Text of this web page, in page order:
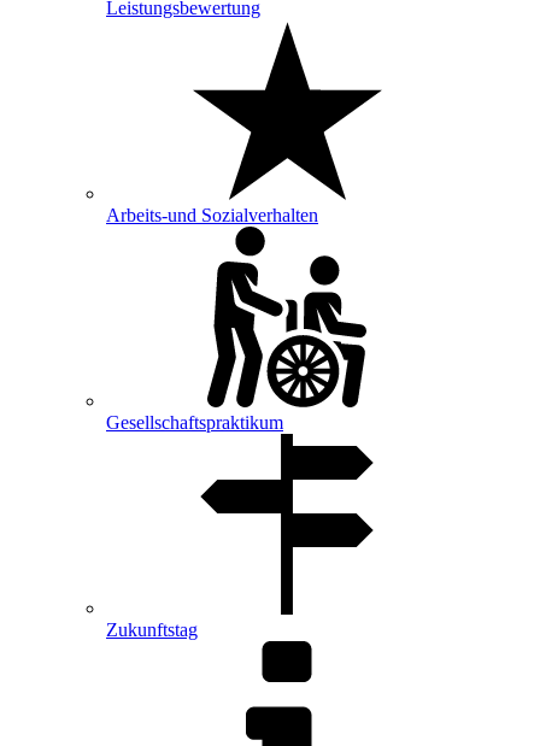
Leistungsbewertung
Arbeits-und Sozialverhalten
Gesellschaftspraktikum
Zukunftstag